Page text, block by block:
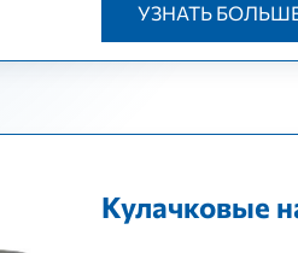
УЗНАТЬ
Кулачковые